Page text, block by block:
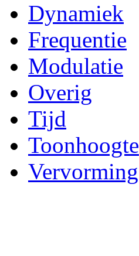
Dynamiek
Frequentie
Modulatie
Overig
Tijd
Toonhoogte
Vervorming